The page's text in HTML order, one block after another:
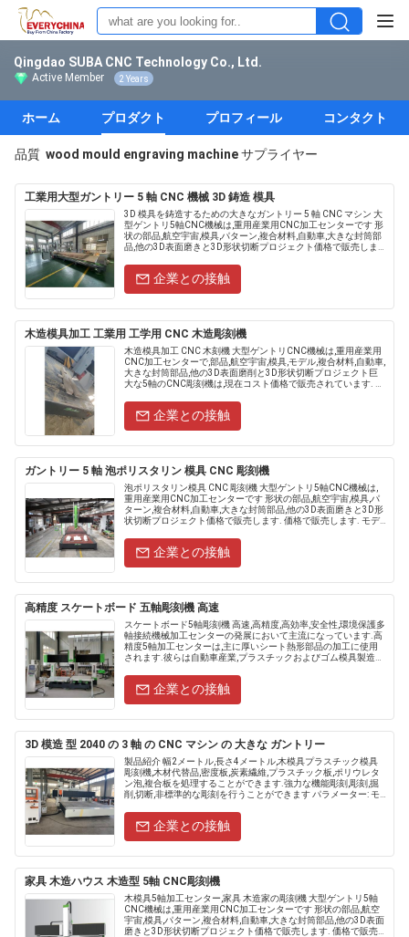
Qingdao SUBA CNC Technology Co., Ltd.
Active Member 2 Years
ホーム プロダクト プロフィール コンタクト
品質 wood mould engraving machineサプライヤー
工業用大型ガントリー 5 軸 CNC 機械 3D 鋳造 模具
3D 模具を鋳造するための大きなガントリー 5 軸 CNC マシン 大
型ゲントリ5軸CNC機械は,重用産業用CNC加工センターです 形
状の部品,航空宇宙,模具,パターン,複合材料,自動車,大きな封筒部
品,他の3D表面磨きと3D形状切断プロジェクト価格で販売しま
企業との接触
木造模具加工 工業用 工学用 CNC 木造彫刻機
木造模具加工 CNC 木刻機 大型ゲントリCNC機械は,重用産業用
CNC加工センターで,部品,航空宇宙,模具,モデル,複合材料,自動車,
大きな封筒部品,他の3D表面磨削と3D形状切断プロジェクト巨
大な5軸のCNC彫刻機は,現在コスト価格で販売されています. モ
企業との接触
ガントリー 5 軸 泡ポリスタリン 模具 CNC 彫刻機
泡ポリスタリン模具 CNC 彫刻機 大型ゲントリ5軸CNC機械は,
重用産業用CNC加工センターです 形状の部品,航空宇宙,模具,パ
ターン,複合材料,自動車,大きな封筒部品,他の3D表面磨きと3D形
状切断プロジェクト価格で販売します. 価格で販売します. モデ
企業との接触
高精度 スケートボード 五軸彫刻機 高速
スケートボード5軸彫刻機 高速,高精度,高効率,安全性,環境保護多
軸接続機械加工センターの発展において主流になっています.高
精度5軸加工センターは,主に厚いシート熱形部品の加工に使用
されます.彼らは自動車産業,プラスチックおよびゴム模具製造産
企業との接触
3D 模造 型 2040 の 3 軸 の CNC マシン の 大きな ガントリー
製品紹介 幅2メートル,長さ4メートル,木模具プラスチック模具
彫刻機,木材代替品,密度板,炭素繊維,プラスチック板,ポリウレタ
ン泡,複合板を処理することができます.強力な機能彫刻,彫刻,掘
削,切断,非標準的な彫刻を行うことができます パラメーター: モ
企業との接触
家具 木造ハウス 木造型 5軸 CNC彫刻機
木模具5軸加工センター,家具 木造家の彫刻機 大型ゲントリ5軸
CNC機械は,重用産業用CNC加工センターです 形状の部品,航空
宇宙,模具,パターン,複合材料,自動車,大きな封筒部品,他の3D表面
磨きと3D形状切断プロジェクト価格で販売します. 価格で販売